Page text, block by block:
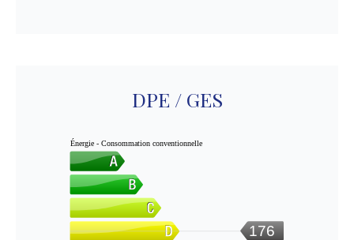
DPE / GES
Énergie - Consommation conventionnelle
176